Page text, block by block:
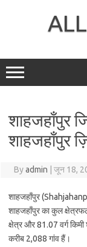
शाहजहाँपुर
शाहजहाँपुर
Byadmin जून 18,
शाहजहाँपुर
शाहजहाँपुर का कुल
क्षेत्र और 81.07 वर्ग किमी
करीब 2,088 गांव हैं।